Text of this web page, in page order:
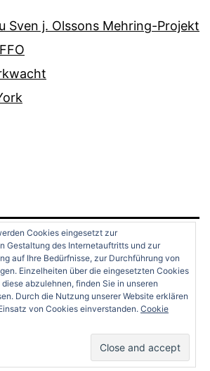
Sven j. Olssons Mehring-Projekt
von
Cookies eingesetzt zur
Gestaltung des Internetauftritts und zur
auf Ihre Bedürfnisse, zur Durchführung von
Einzelheiten über die eingesetzten Cookies
abzulehnen, finden Sie in unseren
Durch die Nutzung unserer Website erklären
von Cookies einverstanden. Cookie